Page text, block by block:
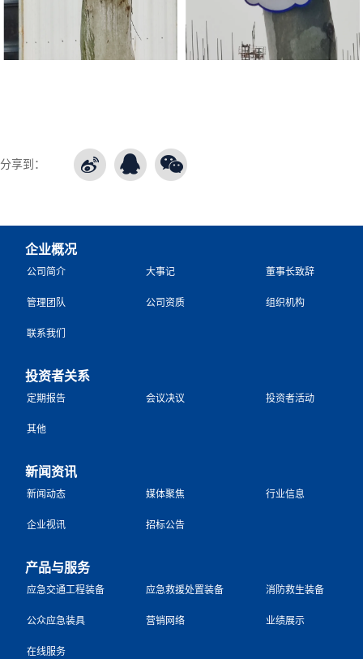
分享到：
企业概况
公司简介 大事记 董事长致辞
管理团队 公司资质 组织机构
联系我们
投资者关系
定期报告 会议决议 投资者活动
其他
新闻资讯
新闻动态 媒体聚焦 行业信息
企业视讯 招标公告
产品与服务
应急交通工程装备 应急救援处置装备 消防救生装备
公众应急装具 营销网络 业绩展示
在线服务